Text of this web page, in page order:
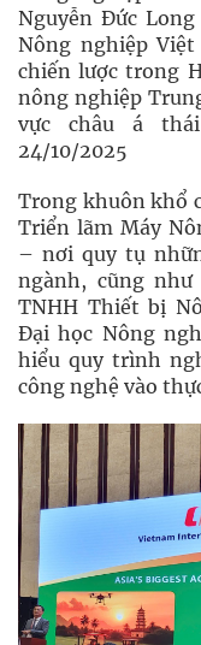
Nguyễn Đức
Nông nghiệp
chiến lược trong
nông nghiệp
vực châu á
24/10/2025
Trong khuôn khổ
Triển lãm Máy
– nơi quy tụ
ngành, cũng
TNHH Thiết bị
Đại học Nông
hiểu quy trình
công nghệ vào